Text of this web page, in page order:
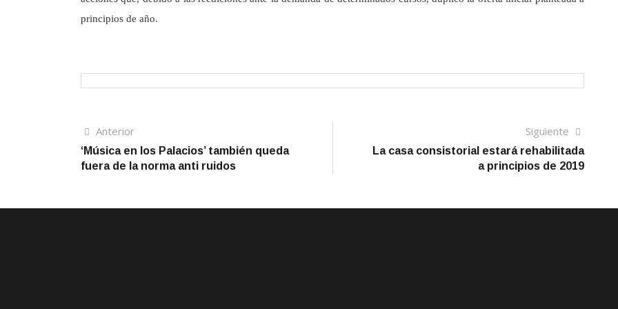
principios de año.
Navegación
de
AnteriorArtículo
anterior
‘Música en los Palacios’ también queda
fuera de la norma anti ruidos
Siguiente
artículo
La casa consistorial estará rehabilitada
a principios de 2019